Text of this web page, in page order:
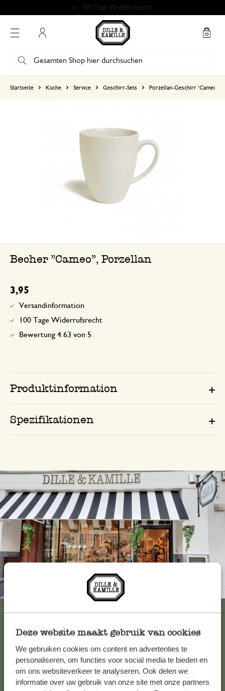
Deze website maakt gebruik van cookies
We gebruiken cookies om content en advertenties te
personaliseren, om functies voor social media te bieden en
om ons websiteverkeer te analyseren. Ook delen we
informatie over uw gebruik van onze site met onze partners
100 Tage Widerrufsrecht
Startseite Küche Service Geschirr-Sets Porzellan-Geschirr ‘Cameo’
Becher "Cameo", Porzellan
3,95
Versandinformation
100 Tage Widerrufsrecht
Bewertung 4.63 von 5
Produktinformation
Spezifikationen
Immer in der Nähe
Kundenservice/Hilfe
Falls Sie Fragen haben oder Tipps und Hilfe brauchen, wenden